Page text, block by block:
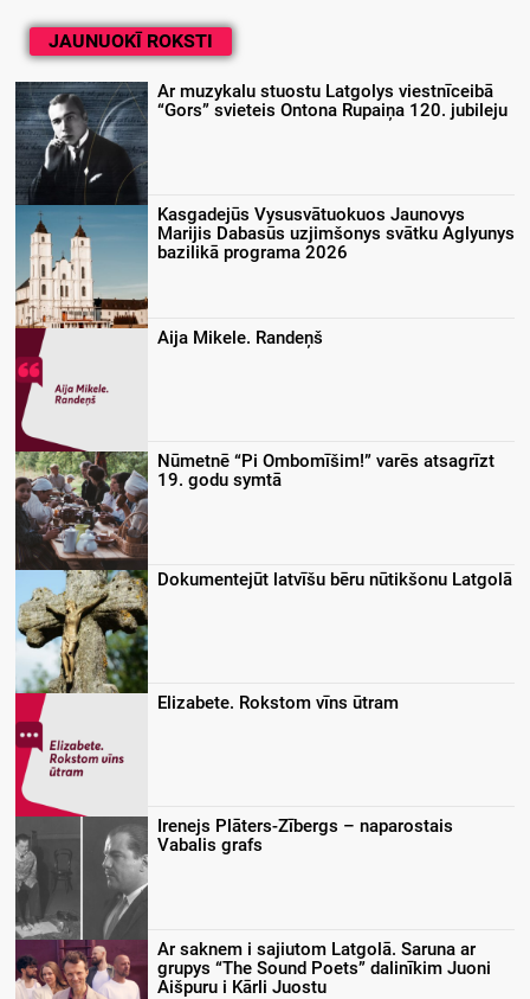
JAUNUOKĪ ROKSTI
Ar muzykalu stuostu Latgolys viestnīceibā
“Gors” svieteis Ontona Rupaiņa 120. jubileju
Kasgadejūs Vysusvātuokuos Jaunovys
Marijis Dabasūs uzjimšonys svātku Aglyunys
bazilikā programa 2026
Aija Mikele. Randeņš
Nūmetnē “Pi Ombomīšim!” varēs atsagrīzt
19. godu symtā
Dokumentejūt latvīšu bēru nūtikšonu Latgolā
Elizabete. Rokstom vīns ūtram
Irenejs Plāters-Zībergs – naparostais
Vabalis grafs
Ar saknem i sajiutom Latgolā. Saruna ar
grupys “The Sound Poets” dalinīkim Juoni
Aišpuru i Kārli Juostu